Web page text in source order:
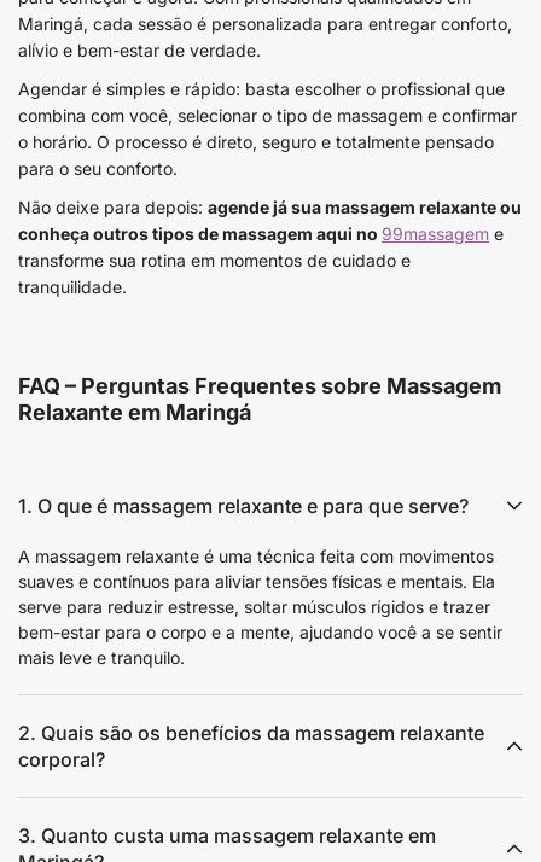
Maringá, cada sessão é personalizada para entregar conforto,
alívio e bem-estar de verdade.
Agendar é simples e rápido: basta escolher o profissional que
combina com você, selecionar o tipo de massagem e confirmar
o horário. O processo é direto, seguro e totalmente pensado
para o seu conforto.
Não deixe para depois: agende já sua massagem relaxante ou
conheça outros tipos de massagem aqui no 99massagem e
transforme sua rotina em momentos de cuidado e
tranquilidade.
FAQ – Perguntas Frequentes sobre Massagem
Relaxante em Maringá
1. O que é massagem relaxante e para que serve?
A massagem relaxante é uma técnica feita com movimentos
suaves e contínuos para aliviar tensões físicas e mentais. Ela
serve para reduzir estresse, soltar músculos rígidos e trazer
bem-estar para o corpo e a mente, ajudando você a se sentir
mais leve e tranquilo.
2. Quais são os benefícios da massagem relaxante
corporal?
3. Quanto custa uma massagem relaxante em